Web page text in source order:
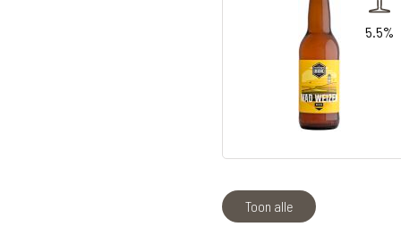
5.5%
Toon alle